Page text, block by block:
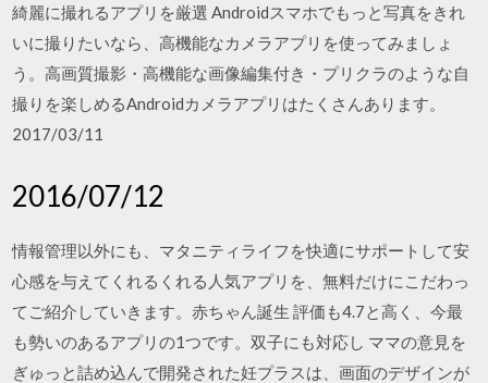
綺麗に撮れるアプリを厳選 Androidスマホでもっと写真をきれ
いに撮りたいなら、高機能なカメラアプリを使ってみましょ
う。高画質撮影・高機能な画像編集付き・プリクラのような自
撮りを楽しめるAndroidカメラアプリはたくさんあります。
2017/03/11
2016/07/12
情報管理以外にも、マタニティライフを快適にサポートして安
心感を与えてくれるくれる人気アプリを、無料だけにこだわっ
てご紹介していきます。赤ちゃん誕生 評価も4.7と高く、今最
も勢いのあるアプリの1つです。双子にも対応し ママの意見を
ぎゅっと詰め込んで開発された妊プラスは、画面のデザインが